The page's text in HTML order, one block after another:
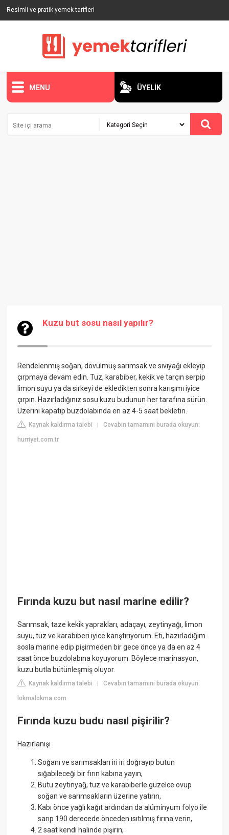
Resimli ve pratik yemek tarifleri
MENU ÜYELİK
Kuzu but sosu nasıl yapılır?
Rendelenmiş soğan, dövülmüş sarımsak ve sıvıyağı ekleyip
çırpmaya devam edin. Tuz, karabiber, kekik ve tarçın serpip
limon suyu ya da sirkeyi de ekledikten sonra karışımı iyice
çırpın. Hazırladığınız sosu kuzu budunun her tarafına sürün.
Üzerini kapatıp buzdolabında en az 4-5 saat bekletin.
Kaynak kaldırma talebi |Cevabın tamamını burada okuyun:
hurriyet.com.tr
Fırında kuzu but nasıl marine edilir?
Sarımsak, taze kekik yaprakları, adaçayı, zeytinyağı, limon
suyu, tuz ve karabiberi iyice karıştırıyorum. Eti, hazırladığım
sosla marine edip pişirmeden bir gece önce ya da en az 4
saat önce buzdolabına koyuyorum. Böylece marinasyon,
kuzu butla bütünleşmiş oluyor.
Kaynak kaldırma talebi |Cevabın tamamını burada okuyun:
lokmalokma.com
Fırında kuzu budu nasıl pişirilir?
Hazırlanışı
Soğanı ve sarımsakları iri iri doğrayıp butun
sığabileceği bir fırın kabına yayın,
Butu zeytinyağ, tuz ve karabiberle güzelce ovup
soğan ve sarımsakların üzerine yatırın,
Kabı önce yağlı kağıt ardından da alüminyum folyo ile
sarıp 190 derecede önceden ısıtılmış fırına verin,
2 saat kendi halinde pişirin,